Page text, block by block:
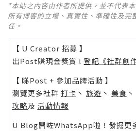
*本站之內容由作者所提供，並不代表
所有博客的立場、真實性、準確性及完
任。
【 U Creator 招募 】
出Post賺現金獎賞 l 登記《社群創
【 睇Post + 參加品牌活動 】
瀏覽更多社群 打卡 丶 旅遊 丶 美食 丶
攻略及 活動情報
U Blog開咗WhatsApp啦！發掘更